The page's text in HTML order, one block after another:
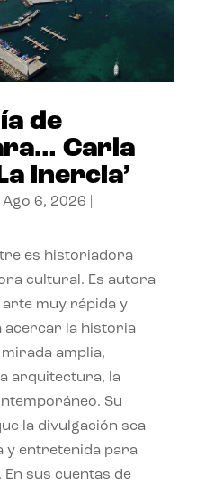
de
Carla
inercia’
Ago 6, 2026
es historiadora
cultural. Es autora
arte muy rápida y
acercar la historia
amplia,
arquitectura, la
Su
la divulgación sea
y entretenida para
sus cuentas de